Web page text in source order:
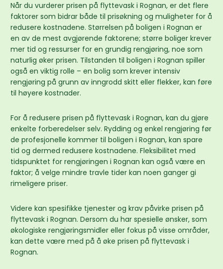
Når du vurderer prisen på flyttevask i Rognan, er det flere
faktorer som bidrar både til prisøkning og muligheter for å
redusere kostnadene. Størrelsen på boligen i Rognan er
en av de mest avgjørende faktorene; større boliger krever
mer tid og ressurser for en grundig rengjøring, noe som
naturlig øker prisen. Tilstanden til boligen i Rognan spiller
også en viktig rolle – en bolig som krever intensiv
rengjøring på grunn av inngrodd skitt eller flekker, kan føre
til høyere kostnader.
For å redusere prisen på flyttevask i Rognan, kan du gjøre
enkelte forberedelser selv. Rydding og enkel rengjøring før
de profesjonelle kommer til boligen i Rognan, kan spare
tid og dermed redusere kostnadene. Fleksibilitet med
tidspunktet for rengjøringen i Rognan kan også være en
faktor; å velge mindre travle tider kan noen ganger gi
rimeligere priser.
Videre kan spesifikke tjenester og krav påvirke prisen på
flyttevask i Rognan. Dersom du har spesielle ønsker, som
økologiske rengjøringsmidler eller fokus på visse områder,
kan dette være med på å øke prisen på flyttevask i
Rognan.